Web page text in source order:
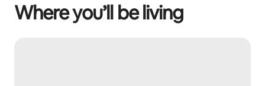
Where you’ll be living